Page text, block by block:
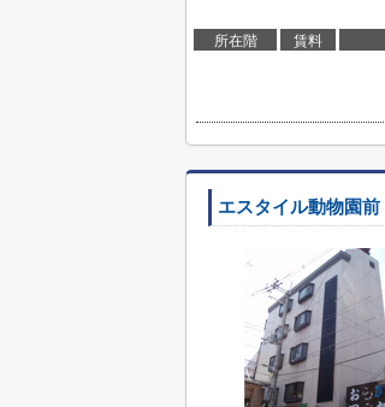
所在階 賃料
エスタイル動物園前